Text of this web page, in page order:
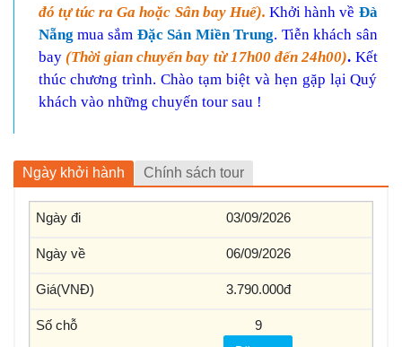
đó tự túc ra Ga hoặc Sân bay Huế). Khởi hành về Đà
Nẵng mua sắm Đặc Sản Miền Trung. Tiễn khách sân
bay (Thời gian chuyến bay từ 17h00 đến 24h00). Kết
thúc chương trình. Chào tạm biệt và hẹn gặp lại Quý
khách vào những chuyến tour sau !
Ngày khởi hành Chính sách tour
03/09/2026
06/09/2026
3.790.000
9